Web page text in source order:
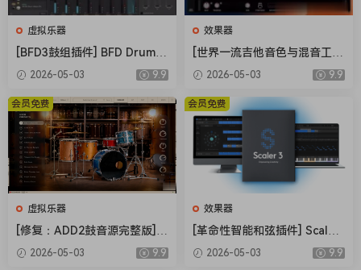
虚拟乐器
[BFD3鼓组插件] BFD Drums
BFD3 v3.5.0.49-R2R [WiN]
2026-05-03 9.9
效果器
[世界一流吉他音色与混音工具
全套合集] STL Tones Bundle
v2026.04 [WiN, MacOSX]（1.
48GB+3.34GB）
2026-05-03 9.9
虚拟乐器
[修复：ADD2鼓音源完整版] X
LN Audio Addictive Drums 2
Complete v2.9.0.4 FIXED ON
2026-05-03 9.9
会员免费
效果器
[革命性智能和弦插件] Scaler
Music Scaler 3 v3.2.2 Regge
d-HCiSO [MacOSX]（1.45G
2026-05-03 9.9
会员免费